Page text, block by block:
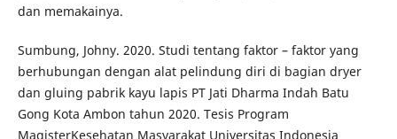
dan memakainya.
Sumbung, Johny. 2020. Studi tentang faktor – faktor yang
berhubungan dengan alat pelindung diri di bagian dryer
dan gluing pabrik kayu lapis PT Jati Dharma Indah Batu
Gong Kota Ambon tahun 2020. Tesis Program
MagisterKesehatan Masyarakat Universitas Indonesia